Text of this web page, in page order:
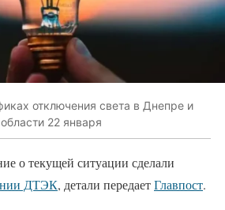
отключения света в Днепре и
22 января
о текущей ситуации сделали
ДТЭК, детали передаетГлавпост.